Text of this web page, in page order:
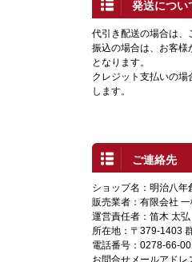
発送につい
代引き配送の場合は、
振込の場合は、お客様
となります。
クレジット支払いの
します。
ご連絡先
ショップ名：明治八
販売業者：有限会社
運営責任者：笛木 太弘
所在地：〒379-1403
電話番号：0278-66-